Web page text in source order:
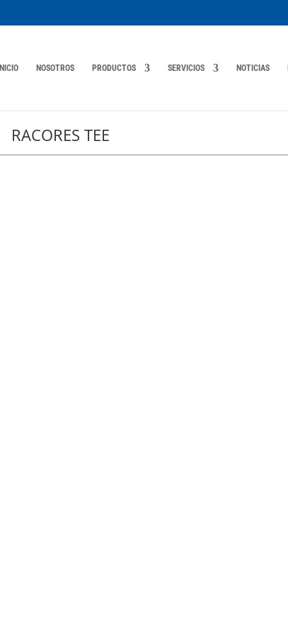
INICIO NOSOTROS PRODUCTOS SERVICIOS NOTICIAS
RACORES TEE